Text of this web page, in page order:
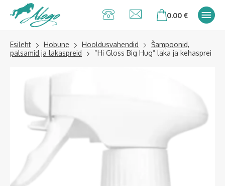
Alogo Hobu ja
ratsavarustus
0.00 €
Esileht Hobune Hooldusvahendid
Šampoonid,
palsamid ja lakaspreid
“Hi Gloss Big Hug” laka ja kehasprei